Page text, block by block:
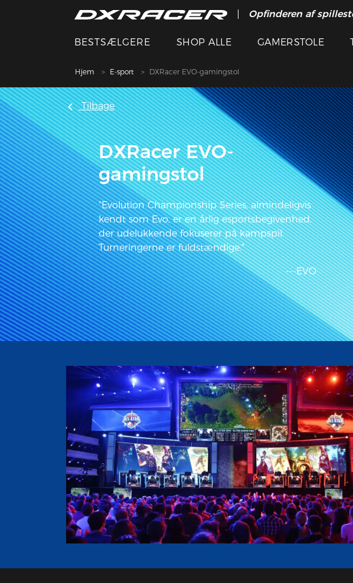
Opfinderen af
BESTSÆLGERE SHOP ALLE GAMERSTOLE
Hjem E-sport DXRacer EVO-gamingstol
Tilbage
DXRacer EVO-
gamingstol
"Evolution Championship Series, almindeligvis
kendt som Evo, er en årlig esportsbegivenhed,
der udelukkende fokuserer på kampspil.
Turneringerne er fuldstændige."
---EVO